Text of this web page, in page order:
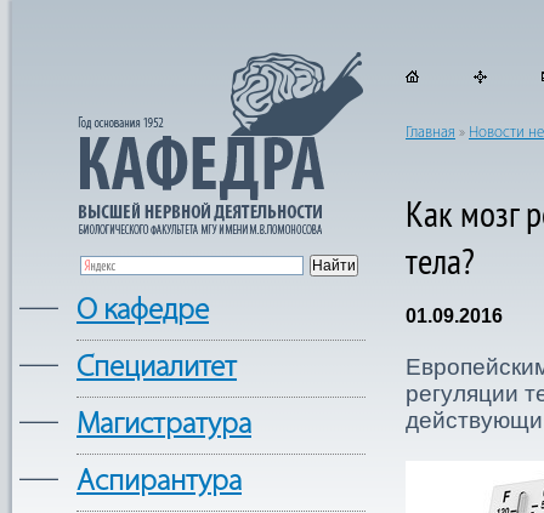
— О кафедре
— Cпециалитет
— Магистратура
— Аспирантура
Главная » Новости
Как мозг
тела?
01.09.2016
регуляции